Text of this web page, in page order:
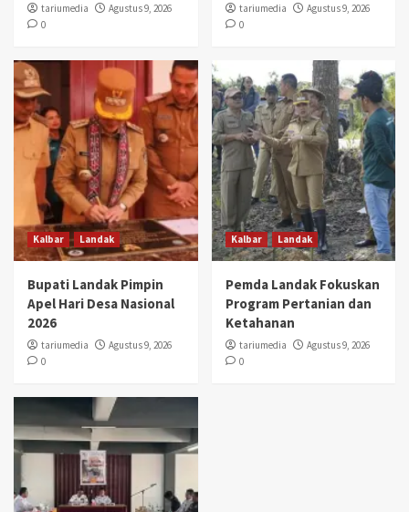
tariumedia
Agustus 9, 2026
0
tariumedia
Agustus 9, 2026
0
Kalbar Landak
Bupati Landak Pimpin
Apel Hari Desa Nasional
2026
tariumedia
Agustus 9, 2026
0
Kalbar Landak
Pemda Landak Fokuskan
Program Pertanian dan
Ketahanan
tariumedia
Agustus 9, 2026
0